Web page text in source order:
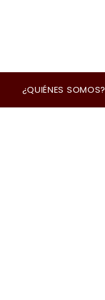
¿QUIÉNES SOMOS?